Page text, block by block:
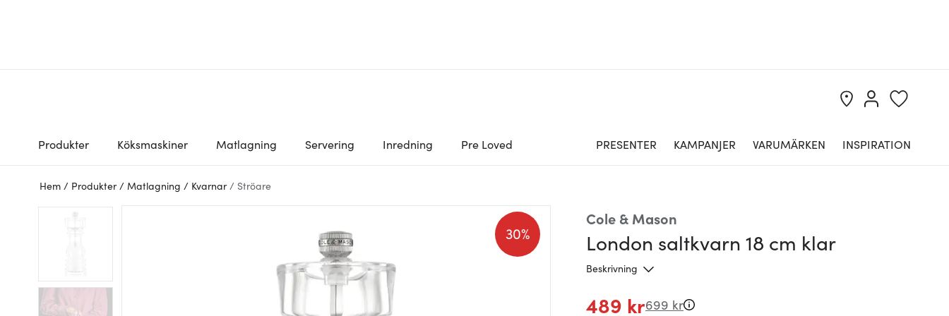
Produkter Köksmaskiner Matlagning Servering Inredning Pre Loved PRESENTER KAMPANJER VARUMÄRKEN INSPIRATION
Hem / Produkter / Matlagning / Kvarnar / Ströare
Cole & Mason
London saltkvarn 18 cm klar
Beskrivning
30%
489 kr699 kr